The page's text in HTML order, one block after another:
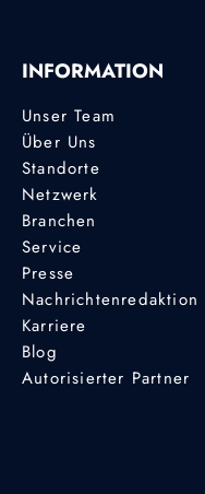
INFORMATION
Unser Team
Über Uns
Standorte
Netzwerk
Branchen
Service
Presse
Nachrichtenredaktion
Karriere
Blog
Autorisierter Partner